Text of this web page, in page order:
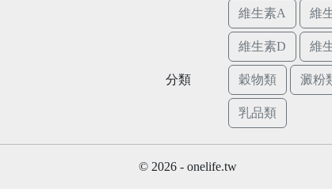
維生素A 維
維生素D 維
分類 穀物類 澱粉
乳品類
© 2026 - onelife.tw